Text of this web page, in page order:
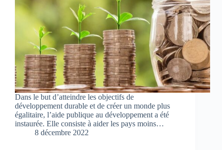
Dans le but d’atteindre les objectifs de
développement durable et de créer un monde plus
égalitaire, l’aide publique au développement a été
instaurée. Elle consiste à aider les pays moins…
8 décembre 2022